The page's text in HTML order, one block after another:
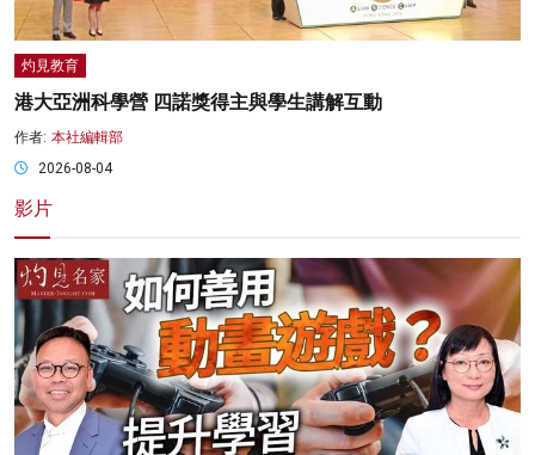
灼見教育
港大亞洲科學營 四諾獎得主與學生講解互動
作者: 本社編輯部
2026-08-04
影片